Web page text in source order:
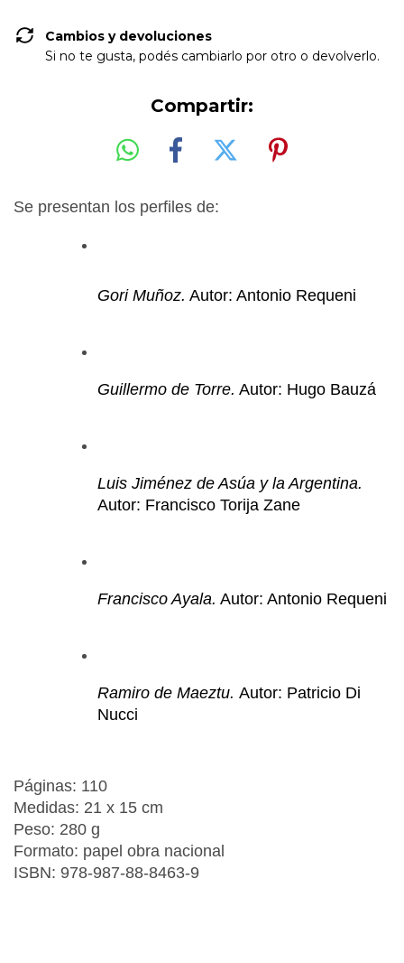
Cambios y devoluciones
Si no te gusta, podés cambiarlo por otro o devolverlo.
Compartir:
Se presentan los perfiles de:
Gori Muñoz. Autor: Antonio Requeni
Guillermo de Torre. Autor: Hugo Bauzá
Luis Jiménez de Asúa y la Argentina.
Autor: Francisco Torija Zane
Francisco Ayala. Autor: Antonio Requeni
Ramiro de Maeztu. Autor: Patricio Di
Nucci
Páginas: 110
Medidas: 21 x 15 cm
Peso: 280 g
Formato: papel obra nacional
ISBN: 978-987-88-8463-9